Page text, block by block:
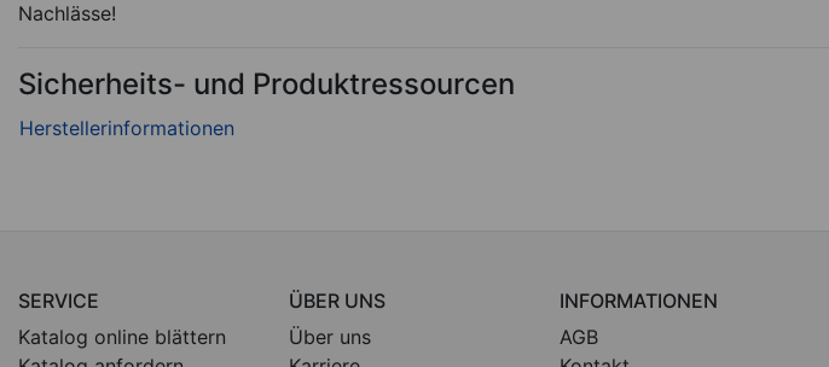
Nachlässe!
Sicherheits- und Produktressourcen
SERVICE
Katalog online blättern
ÜBER UNS
Über uns
INFORMATIONEN
AGB